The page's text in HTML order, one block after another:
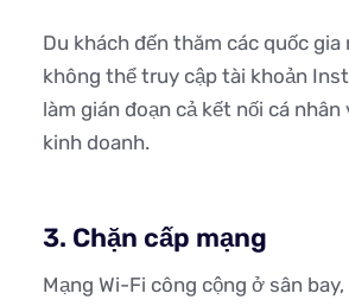
Du khách đến thăm các quốc gia
không thể truy cập tài khoản
làm gián đoạn cả kết nối cá nhân
kinh doanh.
3. Chặn cấp mạng
Mạng Wi-Fi công cộng ở sân